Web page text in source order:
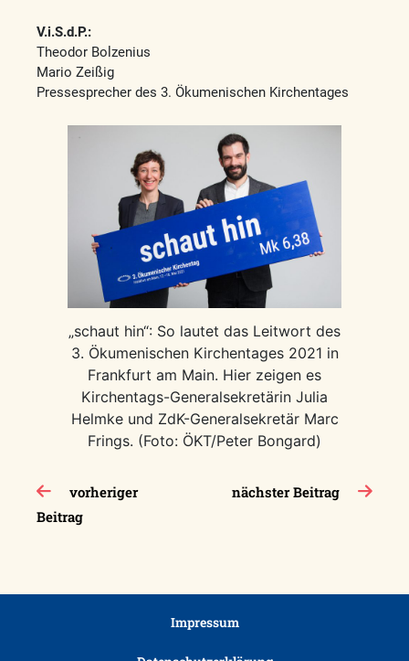
V.i.S.d.P.:
Theodor Bolzenius
Mario Zeißig
Pressesprecher des 3. Ökumenischen Kirchentages
„schaut hin“: So lautet das Leitwort des
3. Ökumenischen Kirchentages 2021 in
Frankfurt am Main. Hier zeigen es
Kirchentags-Generalsekretärin Julia
Helmke und ZdK-Generalsekretär Marc
Frings. (Foto: ÖKT/Peter Bongard)
Beitragsnavigation
vorheriger
Beitrag
nächster Beitrag
Impressum